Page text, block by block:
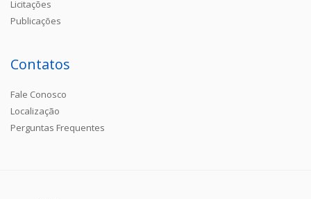
Licitações
Publicações
Contatos
Fale Conosco
Localização
Perguntas Frequentes